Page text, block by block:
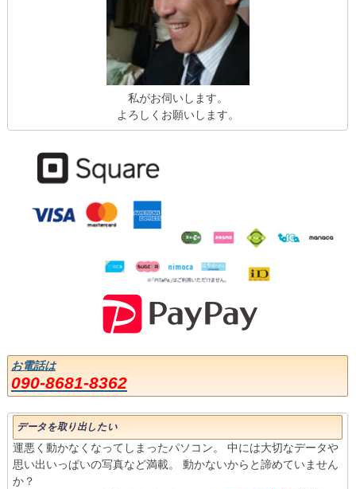
私がお伺いします。
よろしくお願いします。
お電話は
090-8681-8362
データを取り出したい
運悪く動かなくなってしまったパソコン。 中には大切なデータや
思い出いっぱいの写真など満載。 動かないからと諦めていません
か？